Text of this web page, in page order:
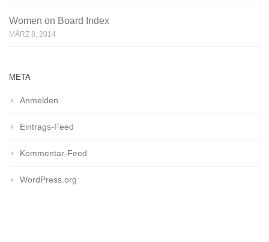
Women on Board Index
MÄRZ 8, 2014
META
Anmelden
Eintrags-Feed
Kommentar-Feed
WordPress.org